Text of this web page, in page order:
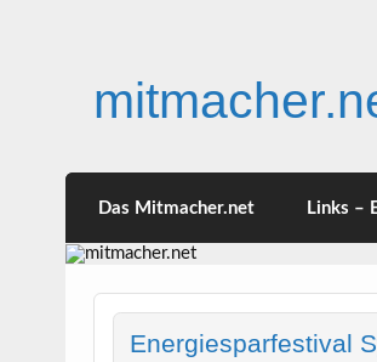
Das Mitmacher.net Links –
Energiesparfestival